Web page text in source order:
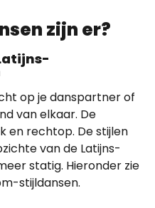
zijn er?
op je danspartner of
van elkaar. De
en rechtop. De stijlen
van de Latijns-
statig. Hieronder zie
stijldansen.